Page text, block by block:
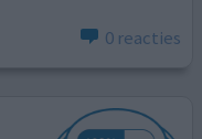
0 reacties